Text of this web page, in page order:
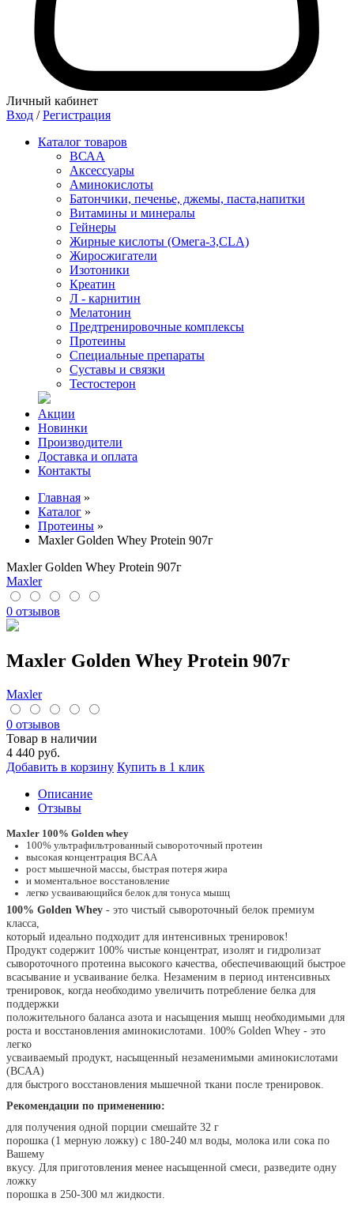
Личный кабинет
Вход / Регистрация
Каталог товаров
ВСАА
Аксессуары
Аминокислоты
Батончики, печенье, джемы, паста,напитки
Витамины и минералы
Гейнеры
Жирные кислоты (Омега-3,CLA)
Жиросжигатели
Изотоники
Креатин
Л - карнитин
Мелатонин
Предтренировочные комплексы
Протеины
Специальные препараты
Суставы и связки
Тестостерон
Акции
Новинки
Производители
Доставка и оплата
Контакты
Главная »
Каталог »
Протеины »
Maxler Golden Whey Protein 907г
Maxler Golden Whey Protein 907г
Maxler
0 отзывов
Maxler Golden Whey Protein 907г
Maxler
0 отзывов
Товар в наличии
4 440 руб.
Добавить в корзину Купить в 1 клик
Описание
Отзывы
Maxler 100% Golden whey
100% ультрафильтрованный сывороточный протеин
высокая концентрация BCAA
рост мышечной массы, быстрая потеря жира
и моментальное восстановление
легко усваивающийся белок для тонуса мышц
100% Golden Whey - это чистый сывороточный белок премиум
класса,
который идеально подходит для интенсивных тренировок!
Продукт содержит 100% чистые концентрат, изолят и гидролизат
сывороточного протеина высокого качества, обеспечивающий быстрое
всасывание и усваивание белка. Незаменим в период интенсивных
тренировок, когда необходимо увеличить потребление белка для
поддержки
положительного баланса азота и насыщения мышц необходимыми для
роста и восстановления аминокислотами. 100% Golden Whey - это
легко
усваиваемый продукт, насыщенный незаменимыми аминокислотами
(BCAA)
для быстрого восстановления мышечной ткани после тренировок.
Рекомендации по применению:
для получения одной порции смешайте 32 г
порошка (1 мерную ложку) с 180-240 мл воды, молока или сока по
Вашему
вкусу. Для приготовления менее насыщенной смеси, разведите одну
ложку
порошка в 250-300 мл жидкости.